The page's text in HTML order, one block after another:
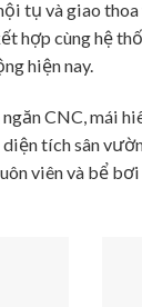
tụ và giao
cùng hệ
hiện nay.
CNC, mái
tích sân
viên và bể